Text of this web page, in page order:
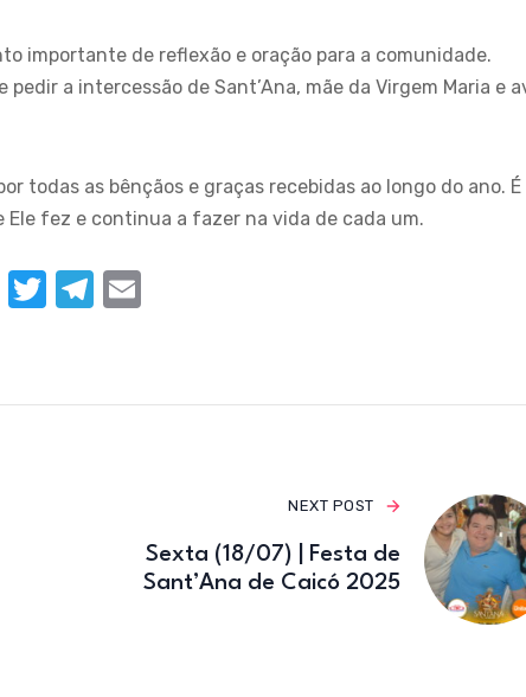
importante de reflexão e oração para a comunidade.
a intercessão de Sant’Ana, mãe da Virgem Maria e
todas as bênçãos e graças recebidas ao longo do ano. É
fez e continua a fazer na vida de cada um.
F
e
T
te
T
gr
NEXT POST
Sexta (18/07) | Festa de
Sant’Ana de Caicó 2025